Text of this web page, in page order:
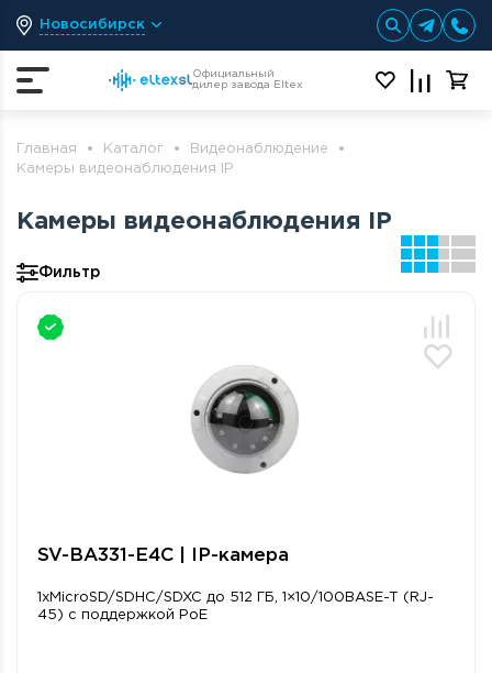
Новосибирск
Официальный
дилер завода Eltex
Главная Каталог
Видеонаблюдение
Камеры видеонаблюдения IP
Камеры видеонаблюдения IP
Фильтр
SV-BA331-E4C | IP-камера
1xMicroSD/SDHC/SDXC до 512 ГБ, 1×10/100BASE-T (RJ-
45) с поддержкой PoE